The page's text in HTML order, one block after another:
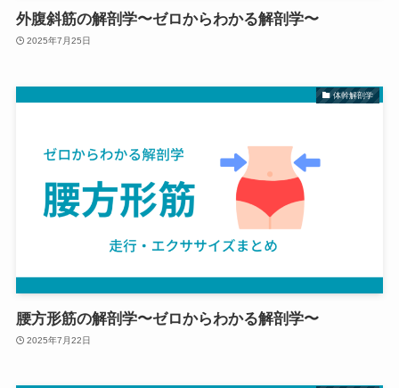
外腹斜筋の解剖学〜ゼロからわかる解剖学〜
2025年7月25日
体幹解剖学
腰方形筋の解剖学〜ゼロからわかる解剖学〜
2025年7月22日